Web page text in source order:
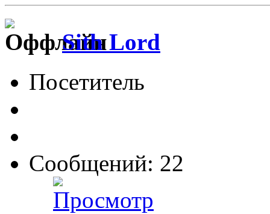
Sith Lord
Посетитель
Сообщений: 22